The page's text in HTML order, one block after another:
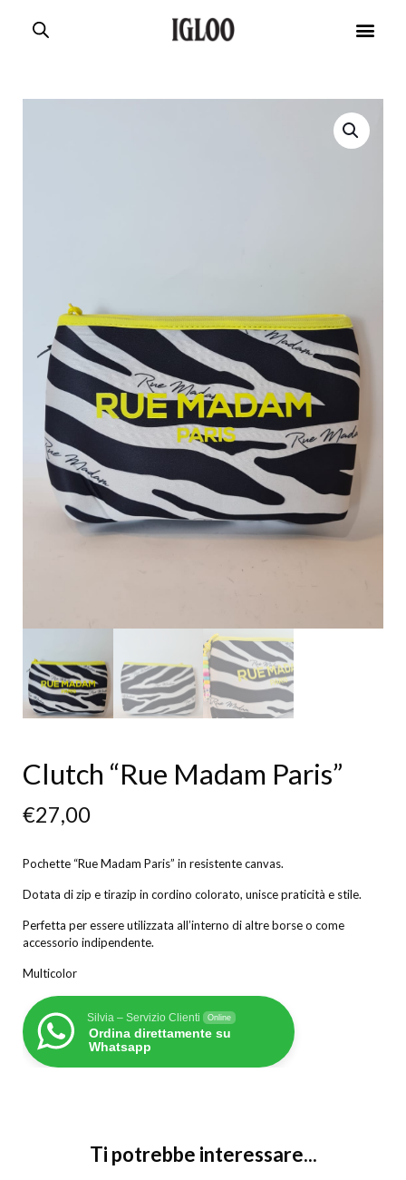
Clutch “Rue Madam Paris”
€27,00
Pochette “Rue Madam Paris” in resistente canvas.
Dotata di zip e tirazip in cordino colorato, unisce praticità e stile.
Perfetta per essere utilizzata all’interno di altre borse o come
accessorio indipendente.
Multicolor
Silvia – Servizio Clienti Online
Ordina direttamente su
Whatsapp
Ti potrebbe interessare...